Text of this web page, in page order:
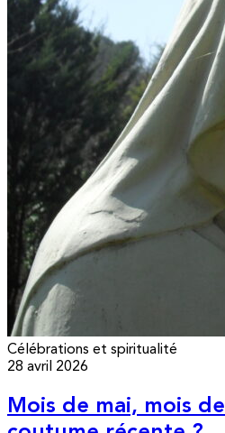
Célébrations et spiritualité
28 avril 2026
Mois de mai, mois